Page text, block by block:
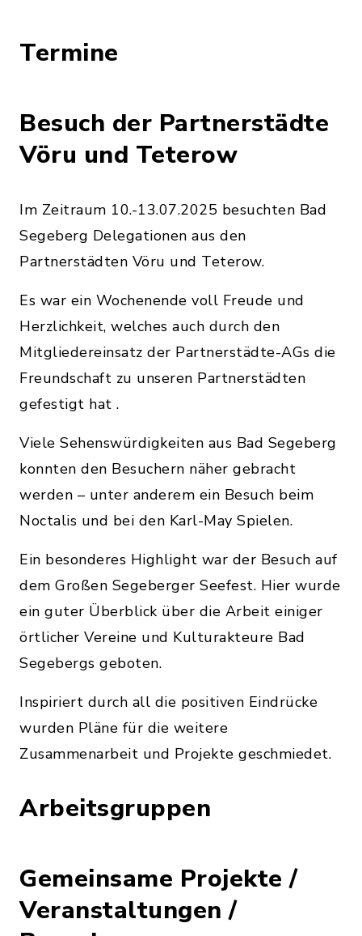
Termine
Besuch der Partnerstädte
Vöru und Teterow
Im Zeitraum 10.-13.07.2025 besuchten Bad
Segeberg Delegationen aus den
Partnerstädten Vöru und Teterow.
Es war ein Wochenende voll Freude und
Herzlichkeit, welches auch durch den
Mitgliedereinsatz der Partnerstädte-AGs die
Freundschaft zu unseren Partnerstädten
gefestigt hat .
Viele Sehenswürdigkeiten aus Bad Segeberg
konnten den Besuchern näher gebracht
werden – unter anderem ein Besuch beim
Noctalis und bei den Karl-May Spielen.
Ein besonderes Highlight war der Besuch auf
dem Großen Segeberger Seefest. Hier wurde
ein guter Überblick über die Arbeit einiger
örtlicher Vereine und Kulturakteure Bad
Segebergs geboten.
Inspiriert durch all die positiven Eindrücke
wurden Pläne für die weitere
Zusammenarbeit und Projekte geschmiedet.
Arbeitsgruppen
Gemeinsame Projekte /
Veranstaltungen /